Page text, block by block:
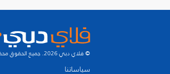
© فلاي دبي 2026. جميع الحقوق محفوظة.
سياساتنا